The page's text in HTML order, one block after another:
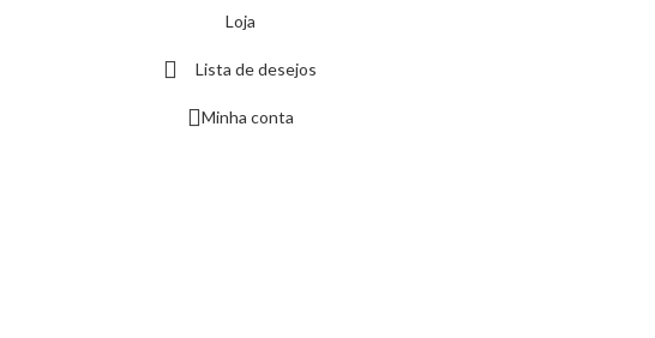
Loja
Lista de desejos
Minha conta